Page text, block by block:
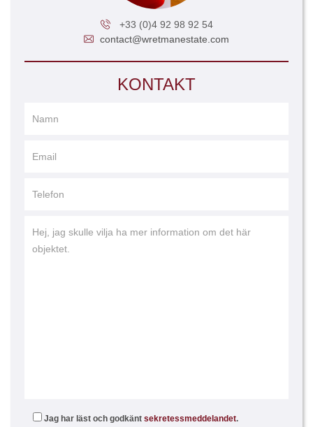
+33 (0)4 92 98 92 54
contact@wretmanestate.com
KONTAKT
Jag har läst och godkänt sekretessmeddelandet.